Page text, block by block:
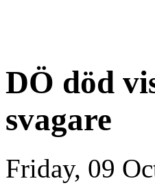
DÖ död
svagare
Friday, 09